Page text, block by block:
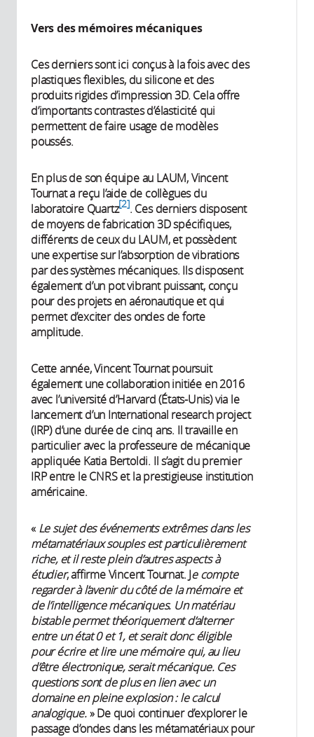
Vers des mémoires mécaniques
Ces derniers sont ici conçus à la fois avec des
plastiques flexibles, du silicone et des
produits rigides d’impression 3D. Cela offre
d’importants contrastes d’élasticité qui
permettent de faire usage de modèles
poussés.
En plus de son équipe au LAUM, Vincent
Tournat a reçu l’aide de collègues du
laboratoire Quartz 2 . Ces derniers disposent
de moyens de fabrication 3D spécifiques,
différents de ceux du LAUM, et possèdent
une expertise sur l’absorption de vibrations
par des systèmes mécaniques. Ils disposent
également d’un pot vibrant puissant, conçu
pour des projets en aéronautique et qui
permet d’exciter des ondes de forte
amplitude.
Cette année, Vincent Tournat poursuit
également une collaboration initiée en 2016
avec l’université d’Harvard (États-Unis) via le
lancement d’un International research project
(IRP) d’une durée de cinq ans. Il travaille en
particulier avec la professeure de mécanique
appliquée Katia Bertoldi. Il s’agit du premier
IRP entre le CNRS et la prestigieuse institution
américaine.
« Le sujet des événements extrêmes dans les
métamatériaux souples est particulièrement
riche, et il reste plein d’autres aspects à
étudier, affirme Vincent Tournat. Je compte
regarder à l’avenir du côté de la mémoire et
de l’intelligence mécaniques. Un matériau
bistable permet théoriquement d’alterner
entre un état 0 et 1, et serait donc éligible
pour écrire et lire une mémoire qui, au lieu
d’être électronique, serait mécanique. Ces
questions sont de plus en lien avec un
domaine en pleine explosion : le calcul
analogique.» De quoi continuer d’explorer le
passage d’ondes dans les métamatériaux pour